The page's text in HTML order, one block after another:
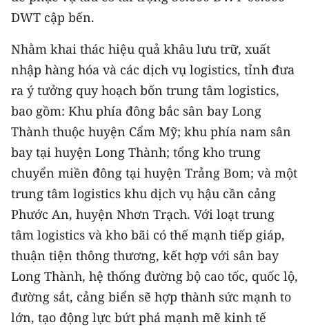
ENGLISH
中文
FRANÇAIS
РУССКИЙ
ESPAÑOL
한국어
DWT cập bến.
Nhằm khai thác hiệu quả khâu lưu trữ, xuất
nhập hàng hóa và các dịch vụ logistics, tỉnh đưa
ra ý tưởng quy hoạch bốn trung tâm logistics,
bao gồm: Khu phía đông bắc sân bay Long
Thành thuộc huyện Cẩm Mỹ; khu phía nam sân
bay tại huyện Long Thành; tổng kho trung
chuyển miền đông tại huyện Trảng Bom; và một
trung tâm logistics khu dịch vụ hậu cần cảng
Phước An, huyện Nhơn Trạch. Với loạt trung
tâm logistics và kho bãi có thế mạnh tiếp giáp,
thuận tiện thông thương, kết hợp với sân bay
Long Thành, hệ thống đường bộ cao tốc, quốc lộ,
đường sắt, cảng biển sẽ hợp thành sức mạnh to
lớn, tạo động lực bứt phá mạnh mẽ kinh tế